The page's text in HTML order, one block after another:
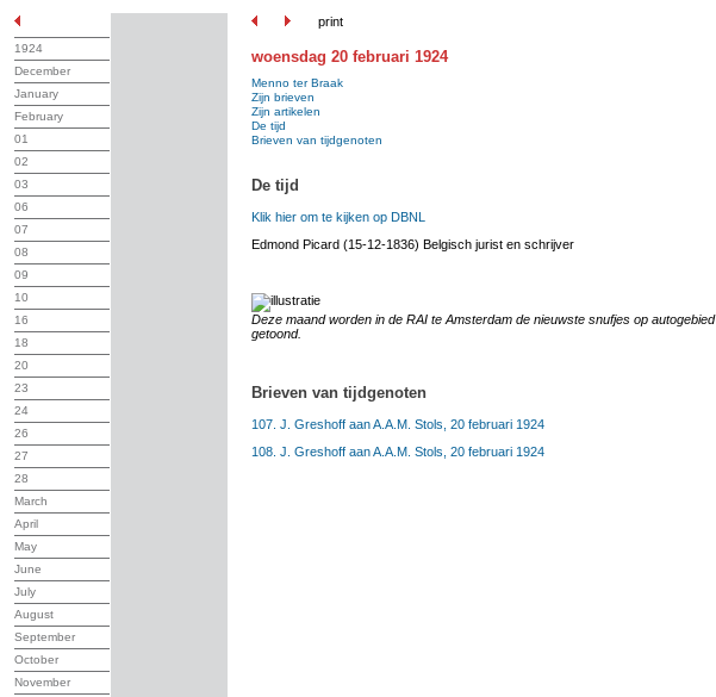
print
1924
December
January
February
01
02
03
06
07
08
09
10
16
18
20
23
24
26
27
28
March
April
May
June
July
August
September
October
November
woensdag 20 februari 1924
Menno ter Braak
Zijn brieven
Zijn artikelen
De tijd
Brieven van tijdgenoten
De tijd
Klik hier om te kijken op DBNL
Edmond Picard (15-12-1836) Belgisch jurist en schrijver
Deze maand worden in de RAI te Amsterdam de nieuwste snufjes op autogebied
getoond.
Brieven van tijdgenoten
107. J. Greshoff aan A.A.M. Stols, 20 februari 1924
108. J. Greshoff aan A.A.M. Stols, 20 februari 1924